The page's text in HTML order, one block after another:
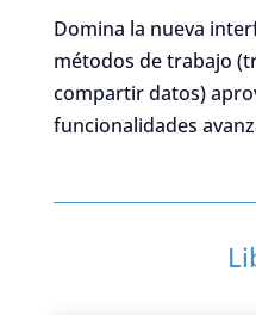
Domina la nueva
métodos de trabajo
compartir datos)
funcionalidades